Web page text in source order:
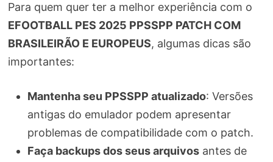
Para quem quer ter a melhor experiência com o
EFOOTBALL PES 2025 PPSSPP PATCH COM
BRASILEIRÃO E EUROPEUS, algumas dicas são
importantes:
Mantenha seu PPSSPP atualizado: Versões
antigas do emulador podem apresentar
problemas de compatibilidade com o patch.
Faça backups dos seus arquivosantes de